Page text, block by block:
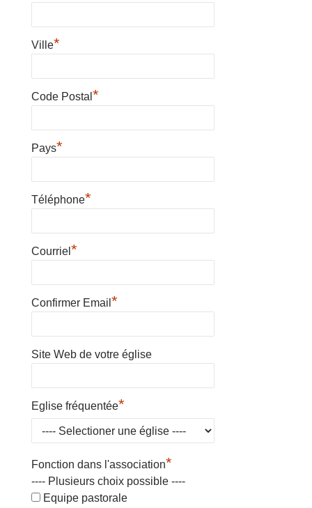
Ville*
Code Postal *
Pays*
Téléphone*
Courriel *
Confirmer Email *
Site Web de votre église
Eglise fréquentée*
Fonction dans l'association*
---- Plusieurs choix possible ----
Equipe pastorale